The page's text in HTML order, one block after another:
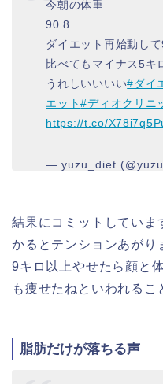
今朝の体重
90.8
ダイエット再始動し
比べてもマイナス5キ
うれしいいいい#ダイ
エット#ディオクリニ
https://t.co/
— yuzu_diet
結果にコミットしていま
かるとテンションあがり
9キロ以上やせたら顔と
も痩せたねといわれるこ
脂肪だけが落ちる声